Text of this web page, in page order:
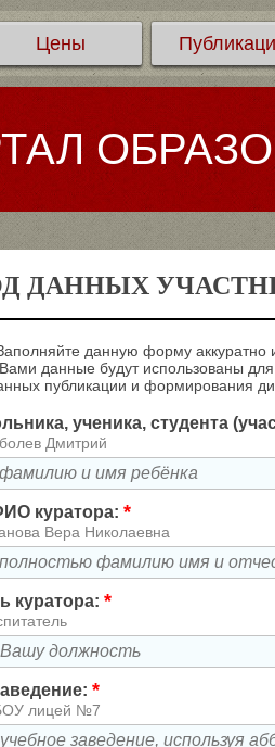
Цены
ДАННЫХ
данную форму аккуратно
данные будут использованы
публикации и формирования
ученика, студента
Дмитрий
куратора: *
Вера Николаевна
куратора: *
*
лицей №7